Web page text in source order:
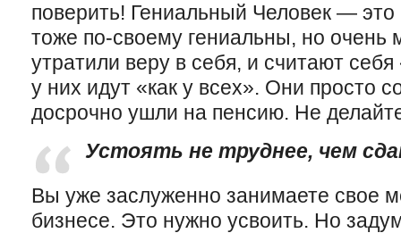
поверить! Гениальный Человек —
тоже по-своему гениальны, но очень
утратили веру в себя, и считают
у них идут «как у всех». Они просто
досрочно ушли на пенсию. Не
Устоять не труднее, чем
Вы уже заслуженно занимаете свое
бизнесе. Это нужно усвоить. Но